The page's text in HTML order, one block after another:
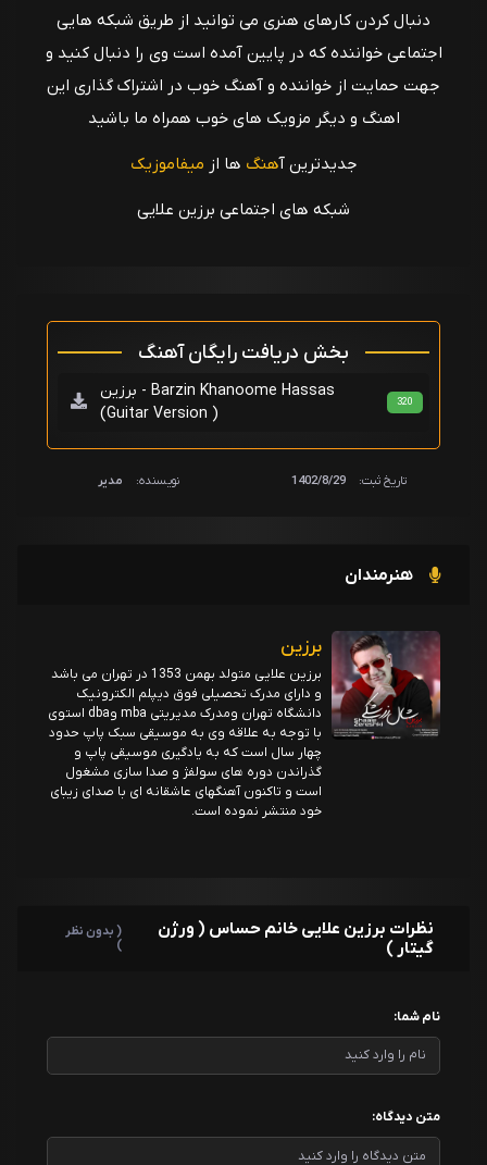
دنبال کردن کارهای هنری می توانید از طریق شبکه هایی
اجتماعی خواننده که در پایین آمده است وی را دنبال کنید و
جهت حمایت از خواننده و آهنگ خوب در اشتراک گذاری این
اهنگ و دیگر مزویک های خوب همراه ما باشید
جدیدترین آهنگ ها از میفاموزیک
شبکه های اجتماعی برزین علایی
بخش دریافت رایگان آهنگ
برزین - Barzin Khanoome Hassas
(Guitar Version )
320
تاریخ ثبت: 1402/8/29 نویسنده: مدیر
هنرمندان
برزین
برزین علایی متولد بهمن 1353 در تهران می باشد
و دارای مدرک تحصیلی فوق دیپلم الکترونیک
دانشگاه تهران ومدرک مدیریتی mba وdba استوی
با توجه به علاقه وی به موسیقی سبک پاپ حدود
چهار سال است که به یادگیری موسیقی پاپ و
گذراندن دوره های سولفژ و صدا سازی مشغول
است و تاکنون آهنگهای عاشقانه ای با صدای زیبای
خود منتشر نموده است.
نظرات برزین علایی خانم حساس ( ورژن
گیتار )
( بدون نظر
)
نام شما:
متن دیدگاه: